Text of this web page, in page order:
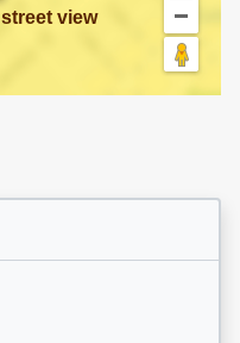
street view